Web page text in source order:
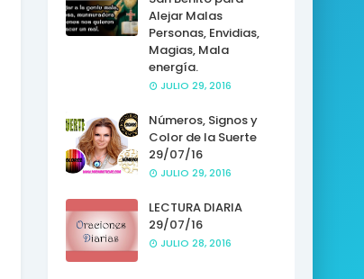
Alejar Malas
Personas, Envidias,
Magias, Mala
energía.
JULIO 29, 2016
Números, Signos y
Color de la Suerte
29/07/16
JULIO 29, 2016
LECTURA DIARIA
29/07/16
JULIO 28, 2016